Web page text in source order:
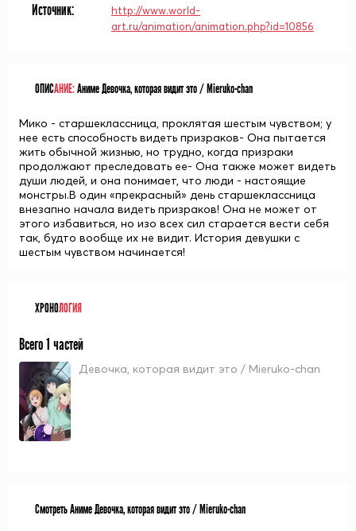
Источник:
http://www.world-
art.ru/animation/animation.php?id=10856
ОПИСАНИЕ:Аниме Девочка, которая видит это / Mieruko-chan
Мико - старшеклассница, проклятая шестым чувством; у
нее есть способность видеть призраков- Она пытается
жить обычной жизнью, но трудно, когда призраки
продолжают преследовать ее- Она также может видеть
души людей, и она понимает, что люди - настоящие
монстры.В один «прекрасный» день старшеклассница
внезапно начала видеть призраков! Она не может от
этого избавиться, но изо всех сил старается вести себя
так, будто вообще их не видит. История девушки с
шестым чувством начинается!
ХРОНОЛОГИЯ
Всего 1 частей
Девочка, которая видит это / Mieruko-chan
Смотреть Аниме Девочка, которая видит это / Mieruko-chan